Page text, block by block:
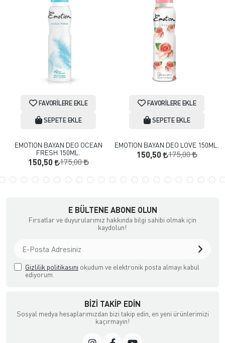
FAVORILERE EKLE
SEPETE EKLE
EMOTION BAYAN DEO OCEAN
FRESH 150ML.
150,50 175,00
FAVORILERE EKLE
SEPETE EKLE
EMOTION BAYAN DEO LOVE 150ML.
150,50 175,00
E BÜLTENE ABONE OLUN
Fırsatlar ve duyurularımız hakkında bilgi sahibi olmak için
kaydolun!
Gizlilik politikasını okudum ve elektronik posta almayı kabul
ediyorum.
BIZI TAKIP EDIN
Sosyal medya hesaplarımızdan bizi takip edin, en yeni ürünlerimizi
kaçırmayın!